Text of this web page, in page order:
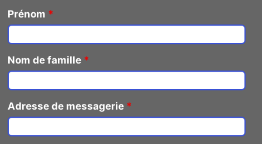
Prénom *
Nom de famille *
Adresse de messagerie *